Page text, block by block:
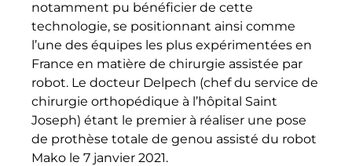
notamment pu bénéficier de cette
technologie, se positionnant ainsi comme
l’une des équipes les plus expérimentées en
France en matière de chirurgie assistée par
robot. Le docteur Delpech (chef du service de
chirurgie orthopédique à l’hôpital Saint
Joseph) étant le premier à réaliser une pose
de prothèse totale de genou assisté du robot
Mako le 7 janvier 2021.